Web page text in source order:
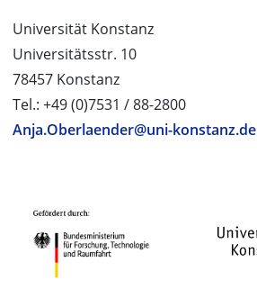
Universität Konstanz
Universitätsstr. 10
78457 Konstanz
Tel.: +49 (0)7531 / 88-2800
Anja.Oberlaender@uni-konstanz.de